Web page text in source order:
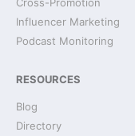
Influencer Marketing
Podcast Monitoring
RESOURCES
Blog
Directory